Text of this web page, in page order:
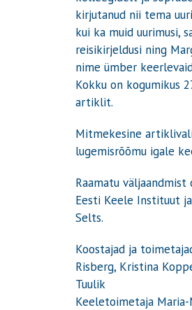
kirjutanud nii tema
kui ka muid uurimusi,
reisikirjeldusi ning
nime ümber
Kokku on kogumikus
artiklit.
Mitmekesine
lugemisrõõmu igale
Raamatu
Eesti Keele Instituut
Selts.
Koostajad ja
Risberg, Kristina
Tuulik
Keeletoimetaja Maria-